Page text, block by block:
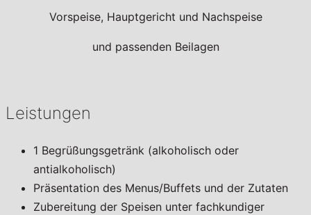
Vorspeise, Hauptgericht und Nachspeise
und passenden Beilagen
Leistungen
1 Begrüßungsgetränk (alkoholisch oder
antialkoholisch)
Präsentation des Menus/Buffets und der Zutaten
Zubereitung der Speisen unter fachkundiger